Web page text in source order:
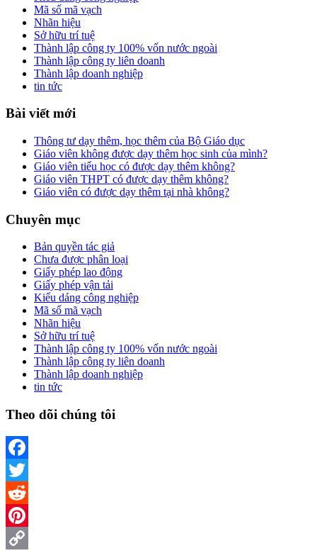
Mã số mã vạch
Nhãn hiệu
Sở hữu trí tuệ
Thành lập công ty 100% vốn nước ngoài
Thành lập công ty liên doanh
Thành lập doanh nghiệp
tin tức
Bài viết mới
Thông tư dạy thêm, học thêm của Bộ Giáo dục
Giáo viên không được dạy thêm học sinh của mình?
Giáo viên tiểu học có được dạy thêm không?
Giáo viên THPT có được dạy thêm không?
Giáo viên có được dạy thêm tại nhà không?
Chuyên mục
Bản quyền tác giả
Chưa được phân loại
Giấy phép lao động
Giấy phép vận tải
Kiểu dáng công nghiệp
Mã số mã vạch
Nhãn hiệu
Sở hữu trí tuệ
Thành lập công ty 100% vốn nước ngoài
Thành lập công ty liên doanh
Thành lập doanh nghiệp
tin tức
Theo dõi chúng tôi
Facebook
Twitter
Reddit
Pinterest